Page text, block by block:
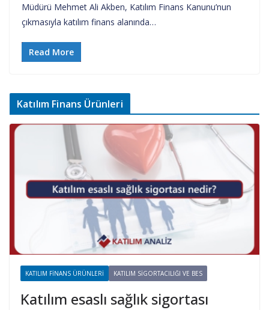
Müdürü Mehmet Ali Akben, Katılım Finans Kanunu’nun
çıkmasıyla katılım finans alanında…
Read More
Katılım Finans Ürünleri
KATILIM FINANS ÜRÜNLERI KATILIM SIGORTACILIĞI VE BES
Katılım esaslı sağlık sigortası